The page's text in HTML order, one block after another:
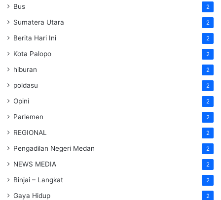
Bus 2
Sumatera Utara 2
Berita Hari Ini 2
Kota Palopo 2
hiburan 2
poldasu 2
Opini 2
Parlemen 2
REGIONAL 2
Pengadilan Negeri Medan 2
NEWS MEDIA 2
Binjai – Langkat 2
Gaya Hidup 2